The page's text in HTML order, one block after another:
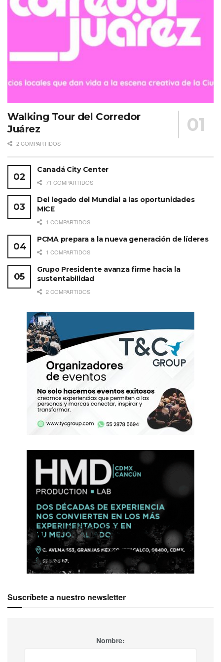
Walking Tour del Corredor
Juárez
2 COMPARTIDOS
Canadá City Center
71 COMPARTIDOS
Del legado del Mundial a las oportunidades
MICE
1 COMPARTIDOS
PCMA prepara a la nueva generación de líderes
1 COMPARTIDOS
Grupo Presidente avanza firme hacia la
sustentabilidad
2 COMPARTIDOS
Suscríbete a nuestro newsletter
Nombre: